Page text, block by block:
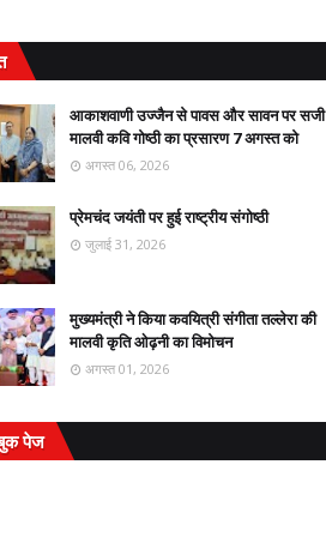
आकाशवाणी उज्जैन से पावस और सावन पर सजी
मालवी कवि गोष्ठी का प्रसारण 7 अगस्त को
अगस्त 06, 2026
प्रेमचंद जयंती पर हुई राष्ट्रीय संगोष्ठी
जुलाई 31, 2026
मुख्यमंत्री ने किया कवयित्री संगीता तल्लेरा की
मालवी कृति ओढ़नी का विमोचन
अगस्त 01, 2026
पेज